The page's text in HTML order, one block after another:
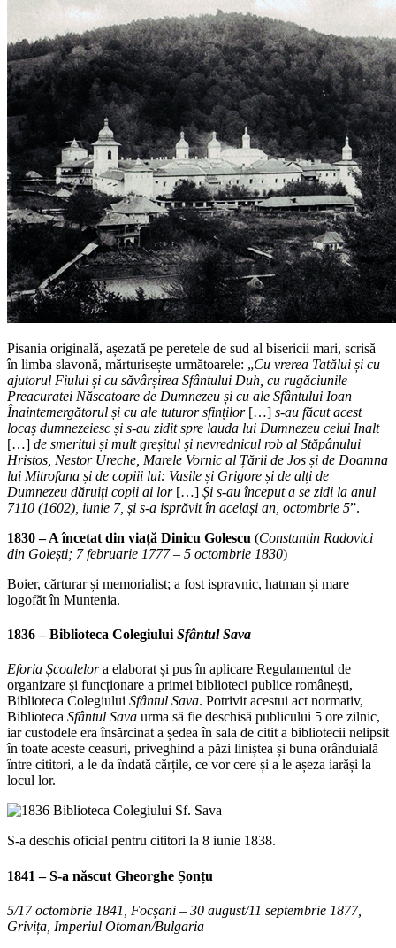
Pisania originală, așezată pe peretele de sud al bisericii mari, scrisă
în limba slavonă, mărturisește următoarele: „Cu vrerea Tatălui și cu
ajutorul Fiului și cu săvârșirea Sfântului Duh, cu rugăciunile
Preacuratei Născatoare de Dumnezeu și cu ale Sfântului Ioan
Înaintemergătorul și cu ale tuturor sfinților[…] s-au făcut acest
locaș dumnezeiesc și s-au zidit spre lauda lui Dumnezeu celui Inalt
[…] de smeritul și mult greșitul și nevrednicul rob al Stăpânului
Hristos, Nestor Ureche, Marele Vornic al Țării de Jos și de Doamna
lui Mitrofana și de copiii lui: Vasile și Grigore și de alți de
Dumnezeu dăruiți copii ai lor[…] Și s-au început a se zidi la anul
7110 (1602), iunie 7, și s-a isprăvit în același an, octombrie 5”.
1830 – A încetat din viață Dinicu Golescu (Constantin Radovici
din Golești; 7 februarie 1777 – 5 octombrie 1830)
Boier, cărturar și memorialist; a fost ispravnic, hatman și mare
logofăt în Muntenia.
1836 –Biblioteca Colegiului Sfântul Sava
Eforia Școalelora elaborat și pus în aplicare Regulamentul de
organizare și funcționare a primei biblioteci publice românești,
Biblioteca Colegiului Sfântul Sava. Potrivit acestui act normativ,
Biblioteca Sfântul Sava urma să fie deschisă publicului 5 ore zilnic,
iar custodele era însărcinat a ședea în sala de citit a bibliotecii nelipsit
în toate aceste ceasuri, priveghind a păzi liniștea și buna orânduială
între cititori, a le da îndată cărțile, ce vor cere și a le așeza iarăși la
locul lor.
S-a deschis oficial pentru cititori la 8 iunie 1838.
1841 – S-a născut Gheorghe Șonțu
5/17 octombrie 1841, Focșani – 30 august/11 septembrie 1877,
Grivița, Imperiul Otoman/Bulgaria